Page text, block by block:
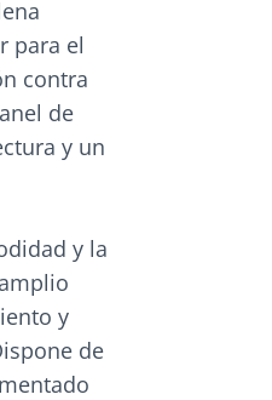
para el
contra
de
y un
y la
y
de